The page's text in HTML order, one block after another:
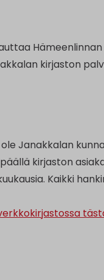
kirjaston
Janakkalan
kirjaston
Kaikki